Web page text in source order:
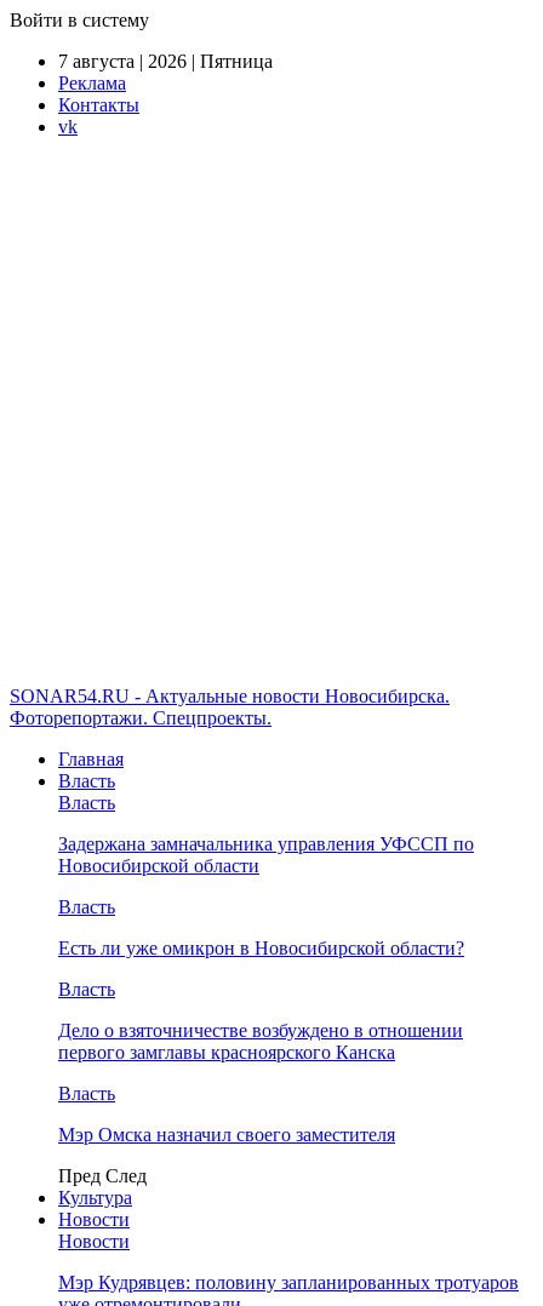
Войти в систему
7 августа | 2026 | Пятница
Реклама
Контакты
vk
SONAR54.RU - Актуальные новости Новосибирска.
Фоторепортажи. Спецпроекты.
Главная
Власть
Власть
Задержана замначальника управления УФССП по
Новосибирской области
Власть
Есть ли уже омикрон в Новосибирской области?
Власть
Дело о взяточничестве возбуждено в отношении
первого замглавы красноярского Канска
Власть
Мэр Омска назначил своего заместителя
Пред След
Культура
Новости
Новости
Мэр Кудрявцев: половину запланированных тротуаров